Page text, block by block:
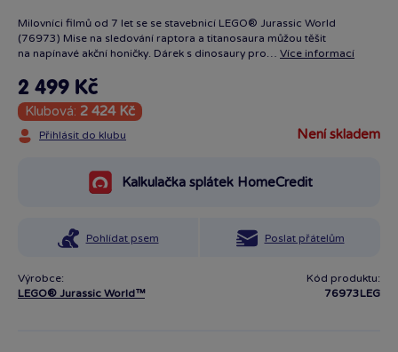
Milovníci filmů od 7 let se se stavebnicí LEGO® Jurassic World
(76973) Mise na sledování raptora a titanosaura můžou těšit
na napínavé akční honičky. Dárek s dinosaury pro… Více informací
2 499 Kč
Klubová: 2 424 Kč
Přihlásit do klubu není skladem
Kalkulačka splátek HomeCredit
Pohlídat psem Poslat přátelům
Výrobce:
LEGO® Jurassic World™
Kód produktu:
76973LEG